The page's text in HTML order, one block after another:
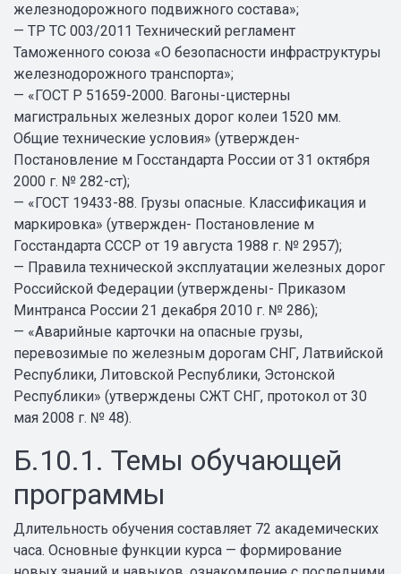
железнодорожного подвижного состава»;
— ТР ТС 003/2011 Технический регламент
Таможенного союза «О безопасности инфраструктуры
железнодорожного транспорта»;
— «ГОСТ Р 51659-2000. Вагоны-цистерны
магистральных железных дорог колеи 1520 мм.
Общие технические условия» (утвержден-
Постановление м Госстандарта России от 31 октября
2000 г. № 282-ст);
— «ГОСТ 19433-88. Грузы опасные. Классификация и
маркировка» (утвержден- Постановление м
Госстандарта СССР от 19 августа 1988 г. № 2957);
— Правила технической эксплуатации железных дорог
Российской Федерации (утверждены- Приказом
Минтранса России 21 декабря 2010 г. № 286);
— «Аварийные карточки на опасные грузы,
перевозимые по железным дорогам СНГ, Латвийской
Республики, Литовской Республики, Эстонской
Республики» (утверждены СЖТ СНГ, протокол от 30
мая 2008 г. № 48).
Б.10.1. Темы обучающей
программы
Длительность обучения составляет 72 академических
часа. Основные функции курса — формирование